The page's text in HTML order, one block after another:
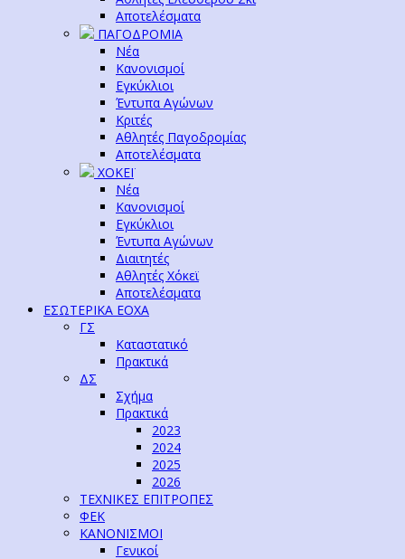
Αποτελέσματα
ΠΑΓΟΔΡΟΜΙΑ
Νέα
Κανονισμοί
Εγκύκλιοι
Έντυπα Αγώνων
Κριτές
Αθλητές Παγοδρομίας
Αποτελέσματα
ΧΟΚΕΪ
Νέα
Κανονισμοί
Εγκύκλιοι
Έντυπα Αγώνων
Διαιτητές
Αθλητές Χόκεϊ
Αποτελέσματα
ΕΣΩΤΕΡΙΚΑ ΕΟΧΑ
ΓΣ
Καταστατικό
Πρακτικά
ΔΣ
Σχήμα
Πρακτικά
2023
2024
2025
2026
ΤΕΧΝΙΚΕΣ ΕΠΙΤΡΟΠΕΣ
ΦΕΚ
ΚΑΝΟΝΙΣΜΟΙ
Γενικοί